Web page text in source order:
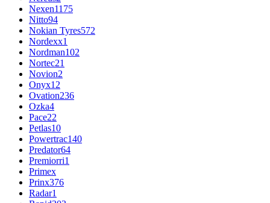
Nexen1175
Nitto94
Nokian Tyres572
Nordexx1
Nordman102
Nortec21
Novion2
Onyx12
Ovation236
Ozka4
Pace22
Petlas10
Powertrac140
Predator64
Premiorri1
Primex
Prinx376
Radar1